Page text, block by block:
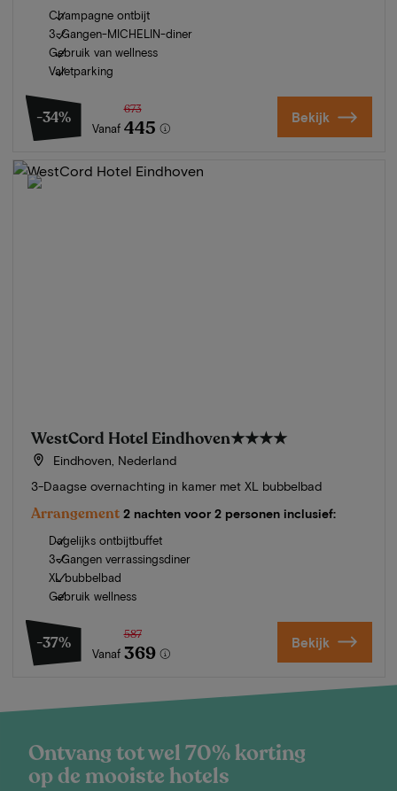
Champagne ontbijt
3-Gangen-MICHELIN-diner
Gebruik van wellness
Valetparking
-34%
Vanaf
673
445 Bekijk
WestCord Hotel Eindhoven★★★★
Eindhoven, Nederland
3-Daagse overnachting in kamer met XL bubbelbad
Arrangement 2 nachten voor 2 personen inclusief:
Dagelijks ontbijtbuffet
3-Gangen verrassingsdiner
XL bubbelbad
Gebruik wellness
-37%
Vanaf
587
369 Bekijk
Ontvang tot wel 70% korting
op de mooiste hotels